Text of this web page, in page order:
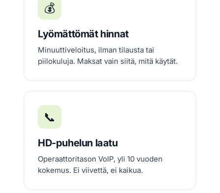
💰
Lyömättömät hinnat
Minuuttiveloitus, ilman tilausta tai
piilokuluja. Maksat vain siitä, mitä käytät.
📞
HD-puhelun laatu
Operaattoritason VoIP, yli 10 vuoden
kokemus. Ei viivettä, ei kaikua.